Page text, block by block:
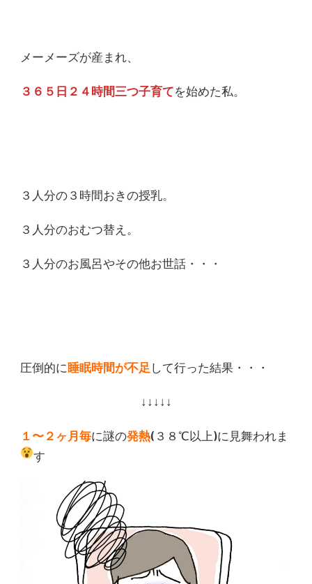
う
メーメーズが産まれ、
３６５日２４時間三つ子育てを始めた私。
３人分の３時間おきの授乳。
３人分のおむつ替え。
３人分のお風呂やその他お世話・・・
圧倒的に 睡眠時間が不足 して行った結果・・・
↓↓↓↓↓
１〜２ヶ月毎に謎の発熱(３８℃以上)に見舞われま
す